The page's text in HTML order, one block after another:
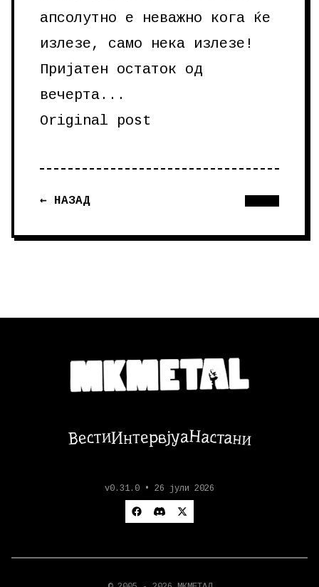
апсолутно е неважно кога ќе
излезе, само нека излезе!
Пријатен остаток од
вечерта...
Original post
← НАЗАД
ВестиИнтервјуаНастани
v0.31.0 • 26 јули 2026